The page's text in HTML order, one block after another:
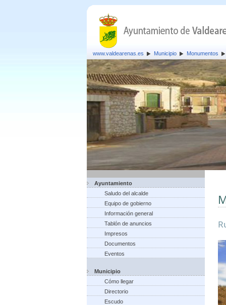
www.valdearenas.es Municipio Monumentos
Ayuntamiento
Saludo del alcalde
Equipo de gobierno
Información general
Tablón de anuncios
Impresos
Documentos
Eventos
Municipio
Cómo llegar
Directorio
Escudo